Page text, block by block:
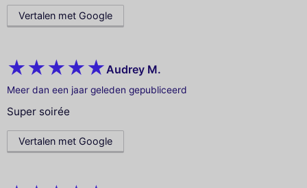
Vertalen met Google
Audrey M.
Meer dan een jaar geleden gepubliceerd
Super soirée
Vertalen met Google